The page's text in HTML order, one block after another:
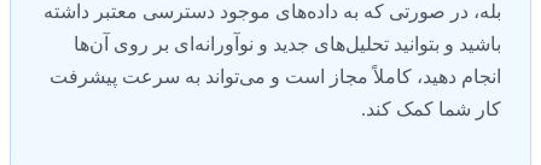
بله، در صورتی که به داده‌های موجود دسترسی معتبر داشته
باشید و بتوانید تحلیل‌های جدید و نوآورانه‌ای بر روی آن‌ها
انجام دهید، کاملاً مجاز است و می‌تواند به سرعت پیشرفت
کار شما کمک کند.